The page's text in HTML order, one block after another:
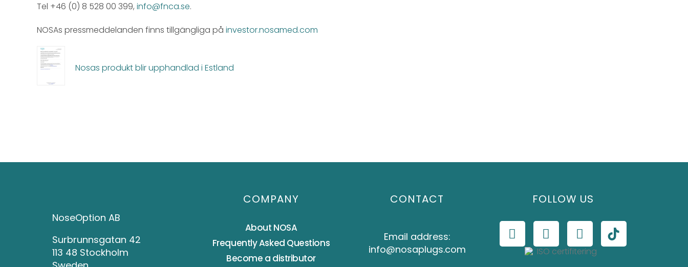
Tel +46 (0) 8 528 00 399, info@fnca.se.
NOSAs pressmeddelanden finns tillgängliga på investor.nosamed.com
Nosas produkt blir upphandlad i Estland
NoseOption AB
Surbrunnsgatan 42
113 48 Stockholm
COMPANY
About NOSA
Frequently Asked Questions
Become a distributor
CONTACT
Email address:
info@nosaplugs.com
FOLLOW US